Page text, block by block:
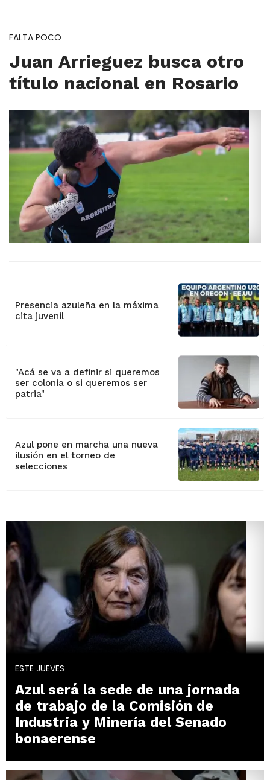
FALTA POCO
Juan Arrieguez busca otro
título nacional en Rosario
Presencia azuleña en la máxima
cita juvenil
"Acá se va a definir si queremos
ser colonia o si queremos ser
patria"
Azul pone en marcha una nueva
ilusión en el torneo de
selecciones
ESTE JUEVES
Azul será la sede de una jornada
de trabajo de la Comisión de
Industria y Minería del Senado
bonaerense